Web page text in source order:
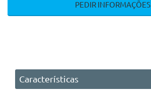
PEDIR INFORMAÇÕES
Características